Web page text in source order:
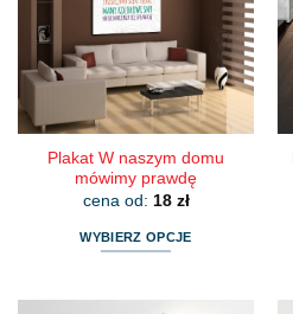
można
wybrać
na
stronie
produktu
Plakat W naszym domu
mówimy prawdę
cena od: 18 zł
WYBIERZ OPCJE